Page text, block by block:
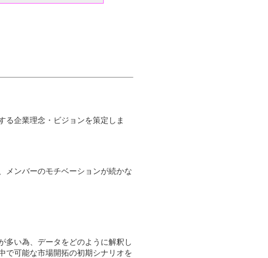
る企業理念・ビジョンを策定しま
メンバーのモチベーションが続かな
多い為、データをどのように解釈し
で可能な市場開拓の初期シナリオを